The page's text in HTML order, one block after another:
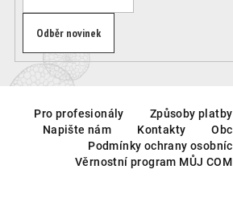
v
p
i
s
u
Odběr novinek
Pro profesionály
Způsoby
Napište nám
Kontakty
Podmínky ochrany
Věrnostní program MŮJ